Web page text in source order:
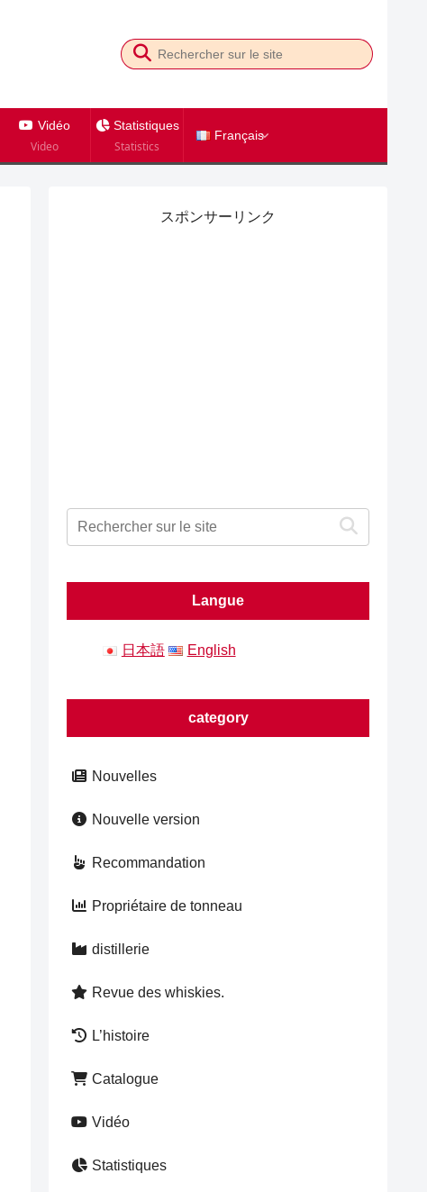
Vidéo
Video
Statistiques
Statistics
Français
スポンサーリンク
Langue
日本語 English
category
Nouvelles
Nouvelle version
Recommandation
Propriétaire de tonneau
distillerie
Revue des whiskies.
L’histoire
Catalogue
Vidéo
Statistiques